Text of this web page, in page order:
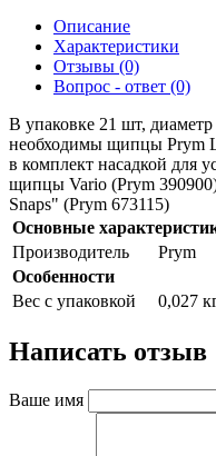
Описание
Характеристики
Отзывы (0)
Вопрос - ответ (0)
В упаковке 21 шт,
необходимы щипцы Prym
в комплект насадкой для
щипцы Vario (Prym
Snaps" (Prym 673115)
Основные
Производитель
Prym
Особенности
Вес с упаковкой
0,027
Написать отзыв
Ваше имя